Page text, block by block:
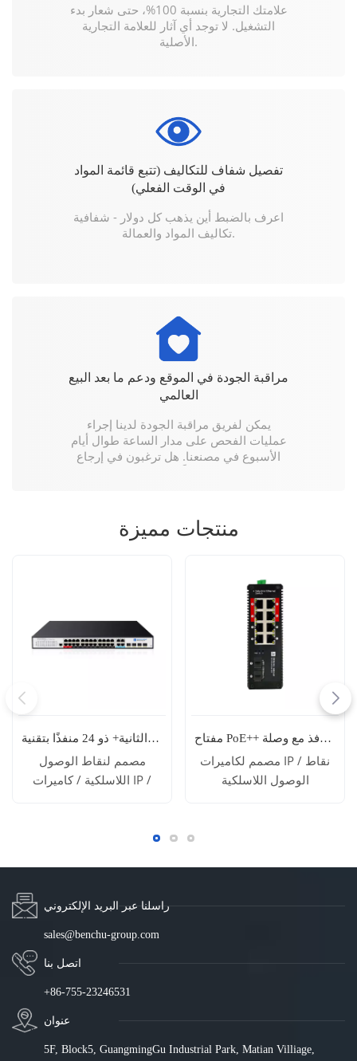
علامتك التجارية بنسبة 100%، حتى شعار بدء
التشغيل. لا توجد أي آثار للعلامة التجارية
الأصلية.
تفصيل شفاف للتكاليف (تتبع قائمة المواد
في الوقت الفعلي)
اعرف بالضبط أين يذهب كل دولار - شفافية
تكاليف المواد والعمالة.
مراقبة الجودة في الموقع ودعم ما بعد البيع
العالمي
يمكن لفريق مراقبة الجودة لدينا إجراء
عمليات الفحص على مدار الساعة طوال أيام
الأسبوع في مصنعنا. هل ترغبون في إرجاع
منتجات مميزة
مفتاح جيجابت مُدار من الطبقة الثانية+ ذو 24 منفذًا بتقنية PoE++ مع 4 منافذ SFP كومبو جيجابت (يدعم 90 واط بلوتوث، وميزانية 500 واط) | SP7500-24PGE4GC-4BT-L2M
مصمم لنقاط الوصول
اللاسلكية / كاميرات IP /
إقرأ المزيد
مفتاح PoE++ صناعي غير مُدار بـ 8 منافذ مع وصلة SFP جيجابت (IES7211-8PGE2GF-4BT-DC)
مصمم لكاميرات IP / نقاط
الوصول اللاسلكية
إقرأ المزيد
راسلنا عبر البريد الإلكتروني
sales@benchu-group.com
اتصل بنا
+86-755-23246531
عنوان
5F, Block5, GuangmingGu Industrial Park, Matian Villiage,